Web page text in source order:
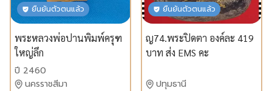
ยืนยันตัวตนแล้ว
พระหลวงพ่อ​ปาน​พิมพ์​ครุฑ​
ใหญ่​ลึก​
ปี 2460
นครราชสีมา
ยืนยันตัวตนแล้ว
ญ74.พระปิดตา องค์ละ 419
บาท ส่ง EMS คะ
ปทุมธานี